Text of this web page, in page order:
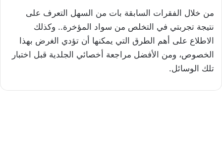
من خلال الفقرات السابقة بات من السهل التعرف على
نتيجة تجربتي في التخلص من سواد المؤخرة.. وكذلك
الاطلاع على أهم الطرق التي يمكنها أن تؤدي الغرض بهذا
الخصوص، ومن الأفضل مراجعة أخصائي الجلدية قبل اختبار
تلك الوسائل.